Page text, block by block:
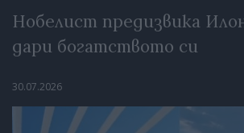
Нобелист предизвика
дари богатството си
30.07.2026